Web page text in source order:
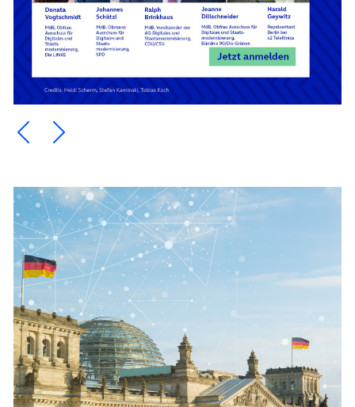
Ein Element zurück blättern
Ein Element weiter blättern